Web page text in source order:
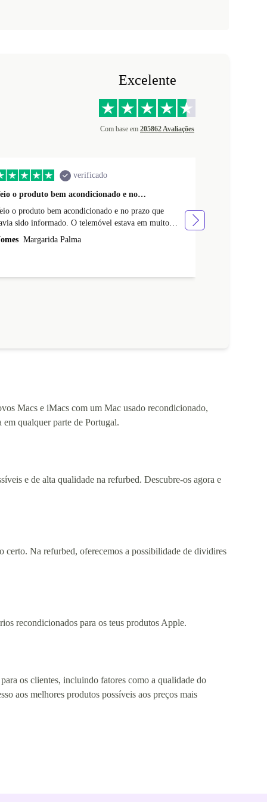
Excelente
Com base em 205862 Avaliações
verificado
o produto bem acondicionado e no…
o produto bem acondicionado e no prazo que
sido informado. O telemóvel estava em muito
condiçoes. Quando o encomendei nao percebi que
Margarida Palma
Macs e iMacs com um Mac usado recondicionado,
em qualquer parte de Portugal.
e de alta qualidade na refurbed. Descubre-os agora e
certo. Na refurbed, oferecemos a possibilidade de dividires
recondicionados para os teus produtos Apple.
os clientes, incluindo fatores como a qualidade do
aos melhores produtos possíveis aos preços mais